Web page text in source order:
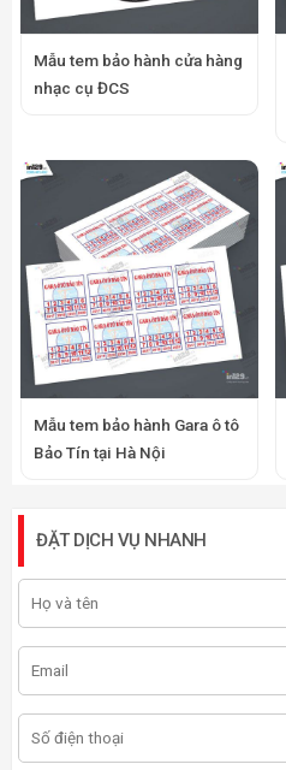
Mẫu tem bảo hành cửa hàng
nhạc cụ ĐCS
Mẫu tem bảo hành Gara ô tô
Bảo Tín tại Hà Nội
ĐẶT DỊCH VỤ NHANH